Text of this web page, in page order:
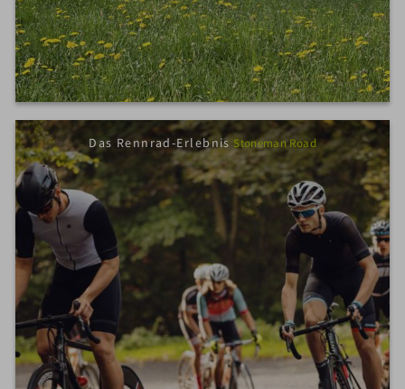
Das Rennrad-Erlebnis Stoneman Road